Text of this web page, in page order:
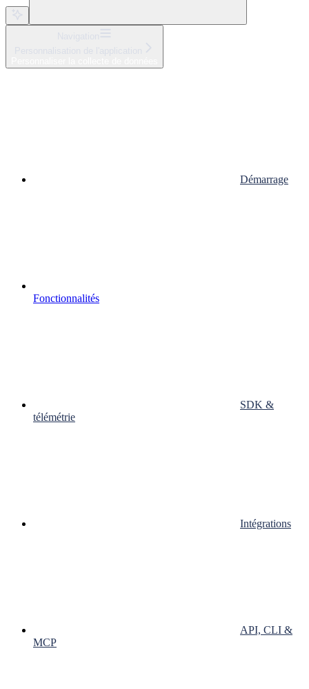
Démarrage
Fonctionnalités
SDK &
télémétrie
Intégrations
API, CLI &
MCP